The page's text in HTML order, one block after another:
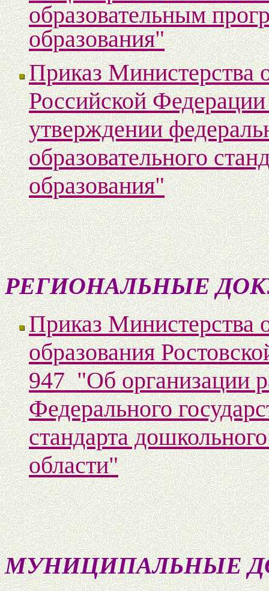
образовательным
образования"
Приказ Министерства
Российской
утверждении
образовательного
образования"
РЕГИОНАЛЬНЫЕ
Приказ Министерства
образования
947 "Об организации
Федерального
стандарта
области"
МУНИЦИПАЛЬНЫЕ